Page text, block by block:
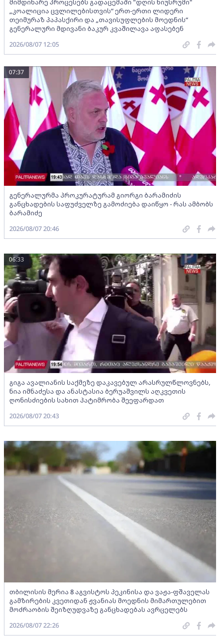
მიმდინარე პროცესებს გადაცემაში "დღის ნიუსრუმი"
„კოალიცია ცვლილებისთვის“ ერთ-ერთი ლიდერი
თეიმურაზ პაპასქირი და „თავისუფლების მოედნის“
გენერალური მდივანი ბაკურ კვაშილავა აფასებენ
2026/08/07 12:05
გენერალურმა პროკურატურამ გიორგი ბარამიძის
განცხადების საფუძველზე გამოძიება დაიწყო - რას ამბობს
ბარამიძე
07:37
2026/08/07 20:46
გიგა ავალიანის საქმეზე დაკავებულ არასრულწლოვნებს,
ნია იმნაძესა და ანასტასია ბერუაშვილს აღკვეთის
ღონისძიების სახით პატიმრობა შეეფარდათ
06:33
2026/08/07 20:43
თბილისის მერია 8 აგვისტოს პეკინისა და ვაჟა-ფშაველას
გამზირების კვეთიდან ჟვანიას მოედნის მიმართულებით
მოძრაობის შეიზღუდვაზე განცხადებას ავრცელებს
2026/08/07 22:26